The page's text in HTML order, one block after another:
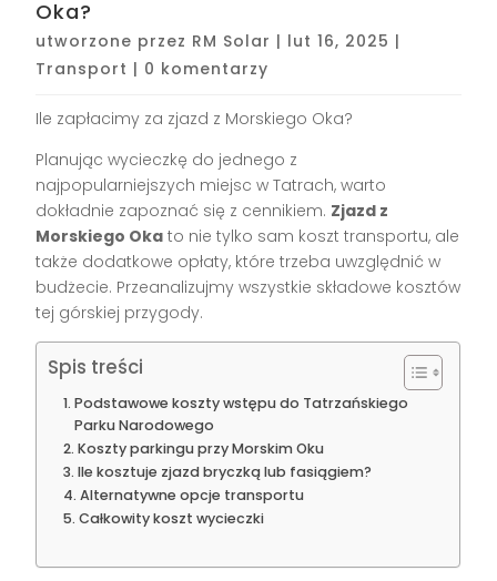
Oka?
utworzone przez RM Solar | lut 16, 2025 |
Transport | 0 komentarzy
Ile zapłacimy za zjazd z Morskiego Oka?
Planując wycieczkę do jednego z
najpopularniejszych miejsc w Tatrach, warto
dokładnie zapoznać się z cennikiem. Zjazd z
Morskiego Oka to nie tylko sam koszt transportu, ale
także dodatkowe opłaty, które trzeba uwzględnić w
budżecie. Przeanalizujmy wszystkie składowe kosztów
tej górskiej przygody.
Spis treści
Podstawowe koszty wstępu do Tatrzańskiego
Parku Narodowego
Koszty parkingu przy Morskim Oku
Ile kosztuje zjazd bryczką lub fasiągiem?
Alternatywne opcje transportu
Całkowity koszt wycieczki